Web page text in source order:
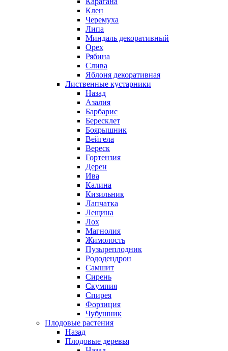
Клен
Черемуха
Липа
Миндаль декоративный
Орех
Рябина
Слива
Яблоня декоративная
Лиственные кустарники
Назад
Азалия
Барбарис
Бересклет
Боярышник
Вейгела
Вереск
Гортензия
Дерен
Ива
Калина
Кизильник
Лапчатка
Лещина
Лох
Магнолия
Жимолость
Пузыреплодник
Рододендрон
Самшит
Сирень
Скумпия
Спирея
Форзиция
Чубушник
Плодовые растения
Назад
Плодовые деревья